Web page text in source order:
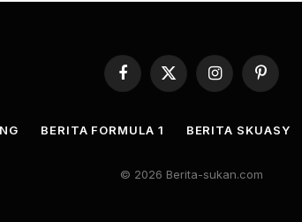
Facebook
X
InstagramPinterest
BERITA FORMULA 1 BERITA SKUASY
© 2026 Berita-sukan.com